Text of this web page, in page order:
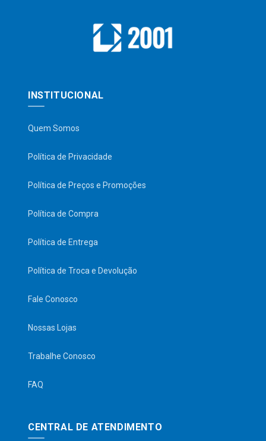
INSTITUCIONAL
Quem Somos
Política de Privacidade
Política de Preços e Promoções
Política de Compra
Política de Entrega
Política de Troca e Devolução
Fale Conosco
Nossas Lojas
Trabalhe Conosco
FAQ
CENTRAL DE ATENDIMENTO